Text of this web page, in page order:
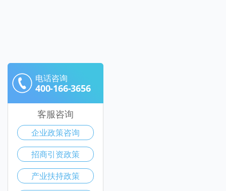
电话咨询
400-166-3656
客服咨询
企业政策咨询
招商引资政策
产业扶持政策